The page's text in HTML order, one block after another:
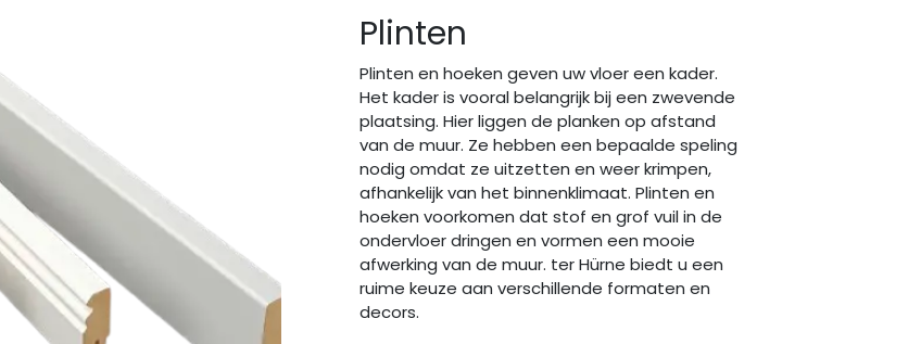
Plinten
Plinten en hoeken geven uw vloer een kader.
Het kader is vooral belangrijk bij een zwevende
plaatsing. Hier liggen de planken op afstand
van de muur. Ze hebben een bepaalde speling
nodig omdat ze uitzetten en weer krimpen,
afhankelijk van het binnenklimaat. Plinten en
hoeken voorkomen dat stof en grof vuil in de
ondervloer dringen en vormen een mooie
afwerking van de muur. ter Hürne biedt u een
ruime keuze aan verschillende formaten en
decors.